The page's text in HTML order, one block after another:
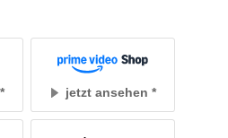
jetzt ansehen